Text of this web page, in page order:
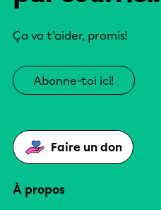
Ça va t’aider, promis!
Abonne-toi ici!
Faire un don
À propos